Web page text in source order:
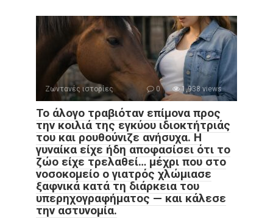
Ζωντανές ιστορίες 0 1,938 views
Το άλογο τραβιόταν επίμονα προς
την κοιλιά της εγκύου ιδιοκτήτριάς
του και ρουθούνιζε ανήσυχα. Η
γυναίκα είχε ήδη αποφασίσει ότι το
ζώο είχε τρελαθεί… μέχρι που στο
νοσοκομείο ο γιατρός χλώμιασε
ξαφνικά κατά τη διάρκεια του
υπερηχογραφήματος — και κάλεσε
την αστυνομία.